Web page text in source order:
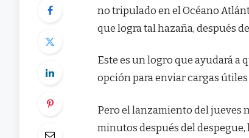
no tripulado en el Océano
que logra tal hazaña, después
Este es un logro que ayudará a
opción para enviar cargas útiles
Pero el lanzamiento del jueves
minutos después del